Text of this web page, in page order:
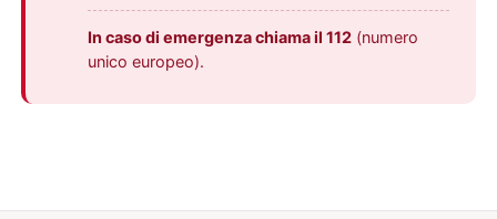
In caso di emergenza chiama il 112 (numero
unico europeo).